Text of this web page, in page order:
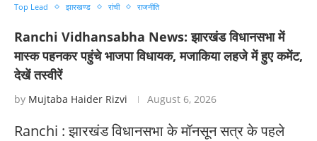
Top Lead झारखण्ड रांची राजनीति
Ranchi Vidhansabha News: झारखंड विधानसभा में
मास्क पहनकर पहुंचे भाजपा विधायक, मजाकिया लहजे में हुए कमेंट,
देखें तस्वीरें
by Mujtaba Haider Rizvi August 6, 2026
Ranchi : झारखंड विधानसभा के मॉनसून सत्र के पहले